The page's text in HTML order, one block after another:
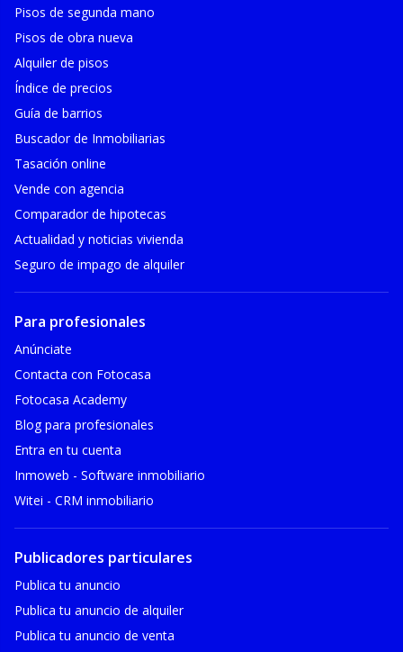
Pisos de segunda mano
Pisos de obra nueva
Alquiler de pisos
Índice de precios
Guía de barrios
Buscador de Inmobiliarias
Tasación online
Vende con agencia
Comparador de hipotecas
Actualidad y noticias vivienda
Seguro de impago de alquiler
Para profesionales
Anúnciate
Contacta con Fotocasa
Fotocasa Academy
Blog para profesionales
Entra en tu cuenta
Inmoweb - Software inmobiliario
Witei - CRM inmobiliario
Publicadores particulares
Publica tu anuncio
Publica tu anuncio de alquiler
Publica tu anuncio de venta